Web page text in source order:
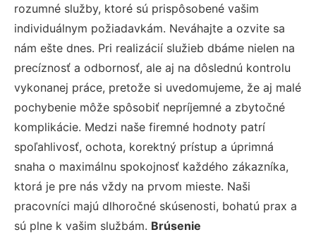
rozumné služby, ktoré sú prispôsobené vašim
individuálnym požiadavkám. Neváhajte a ozvite sa
nám ešte dnes. Pri realizácií služieb dbáme nielen na
precíznosť a odbornosť, ale aj na dôslednú kontrolu
vykonanej práce, pretože si uvedomujeme, že aj malé
pochybenie môže spôsobiť nepríjemné a zbytočné
komplikácie. Medzi naše firemné hodnoty patrí
spoľahlivosť, ochota, korektný prístup a úprimná
snaha o maximálnu spokojnosť každého zákazníka,
ktorá je pre nás vždy na prvom mieste. Naši
pracovníci majú dlhoročné skúsenosti, bohatú prax a
sú plne k vašim službám. Brúsenie